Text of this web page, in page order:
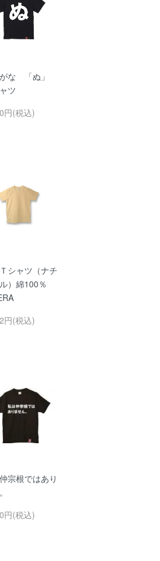
な 「ぬ」
ツ
円(税込)
シャツ（ナチ
）綿100％
円(税込)
宗根ではあり
円(税込)